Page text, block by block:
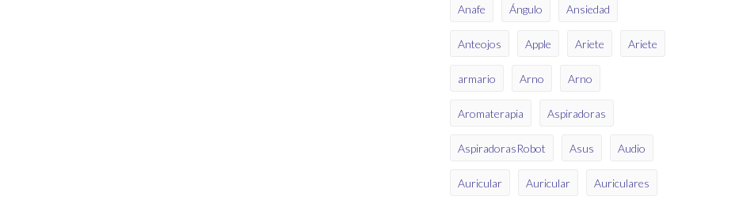
Anafe Ángulo Ansiedad
Anteojos Apple Ariete Ariete
armario Arno Arno
Aromaterapia Aspiradoras
AspiradorasRobot Asus Audio
Auricular Auricular Auriculares